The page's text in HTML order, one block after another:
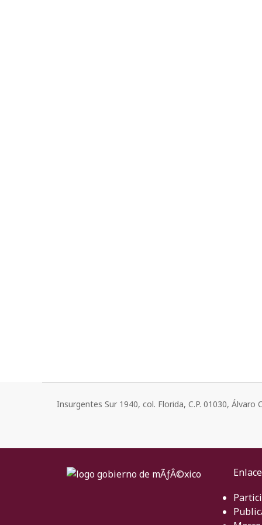
Insurgentes Sur 1940, col. Florida, C.P. 01030, Álvaro